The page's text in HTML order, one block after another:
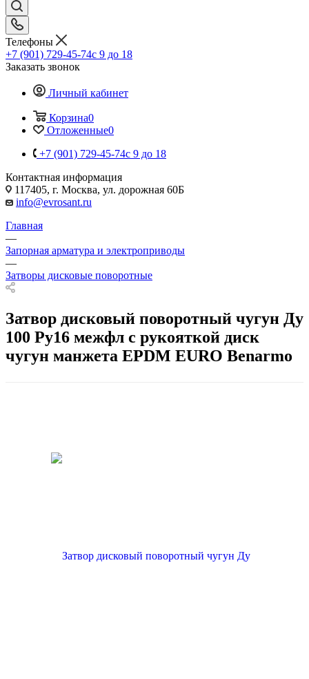
Телефоны
+7 (901) 729-45-74c 9 до 18
Заказать звонок
Личный кабинет
Корзина0
Отложенные0
+7 (901) 729-45-74c 9 до 18
Контактная информация
117405, г. Москва, ул. дорожная 60Б
info@evrosant.ru
Главная
—
Запорная арматура и электроприводы
—
Затворы дисковые поворотные
Затвор дисковый поворотный чугун Ду
100 Ру16 межфл с рукояткой диск
чугун манжета EPDM EURO Benarmo